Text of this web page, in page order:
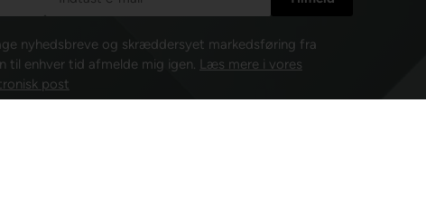
nyhedsbreve og skræddersyet markedsføring fra
til enhver tid afmelde mig igen. Læs mere i vores
post